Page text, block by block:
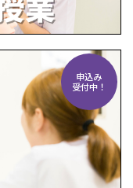
申込み
受付中！